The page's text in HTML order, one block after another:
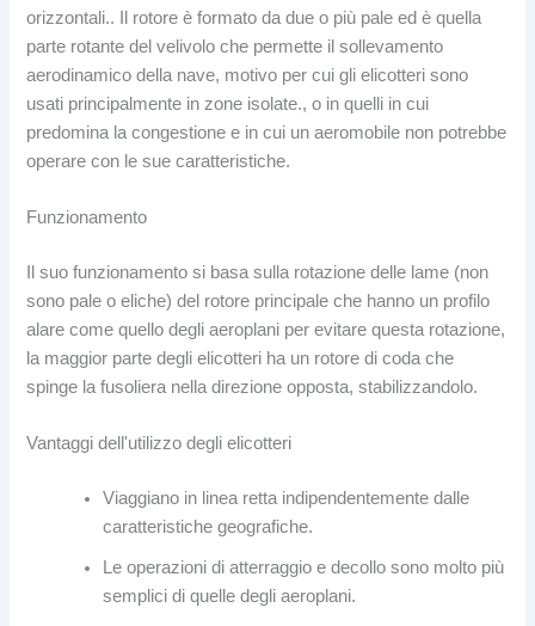
orizzontali.. Il rotore è formato da due o più pale ed è quella
parte rotante del velivolo che permette il sollevamento
aerodinamico della nave, motivo per cui gli elicotteri sono
usati principalmente in zone isolate., o in quelli in cui
predomina la congestione e in cui un aeromobile non potrebbe
operare con le sue caratteristiche.
Funzionamento
Il suo funzionamento si basa sulla rotazione delle lame (non
sono pale o eliche) del rotore principale che hanno un profilo
alare come quello degli aeroplani per evitare questa rotazione,
la maggior parte degli elicotteri ha un rotore di coda che
spinge la fusoliera nella direzione opposta, stabilizzandolo.
Vantaggi dell'utilizzo degli elicotteri
Viaggiano in linea retta indipendentemente dalle
caratteristiche geografiche.
Le operazioni di atterraggio e decollo sono molto più
semplici di quelle degli aeroplani.